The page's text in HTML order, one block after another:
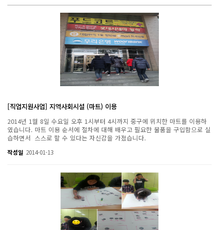
[직업지원사업] 지역사회시설 (마트) 이용
2014년 1월 8일 수요일 오후 1시부터 4시까지 중구에 위치한 마트를 이용하
였습니다. 마트 이용 순서에 절차에 대해 배우고 필요한 물품을 구입함으로 실
습하면서 스스로 할 수 있다는 자신감을 가졌습니다.
작성일 2014-01-13